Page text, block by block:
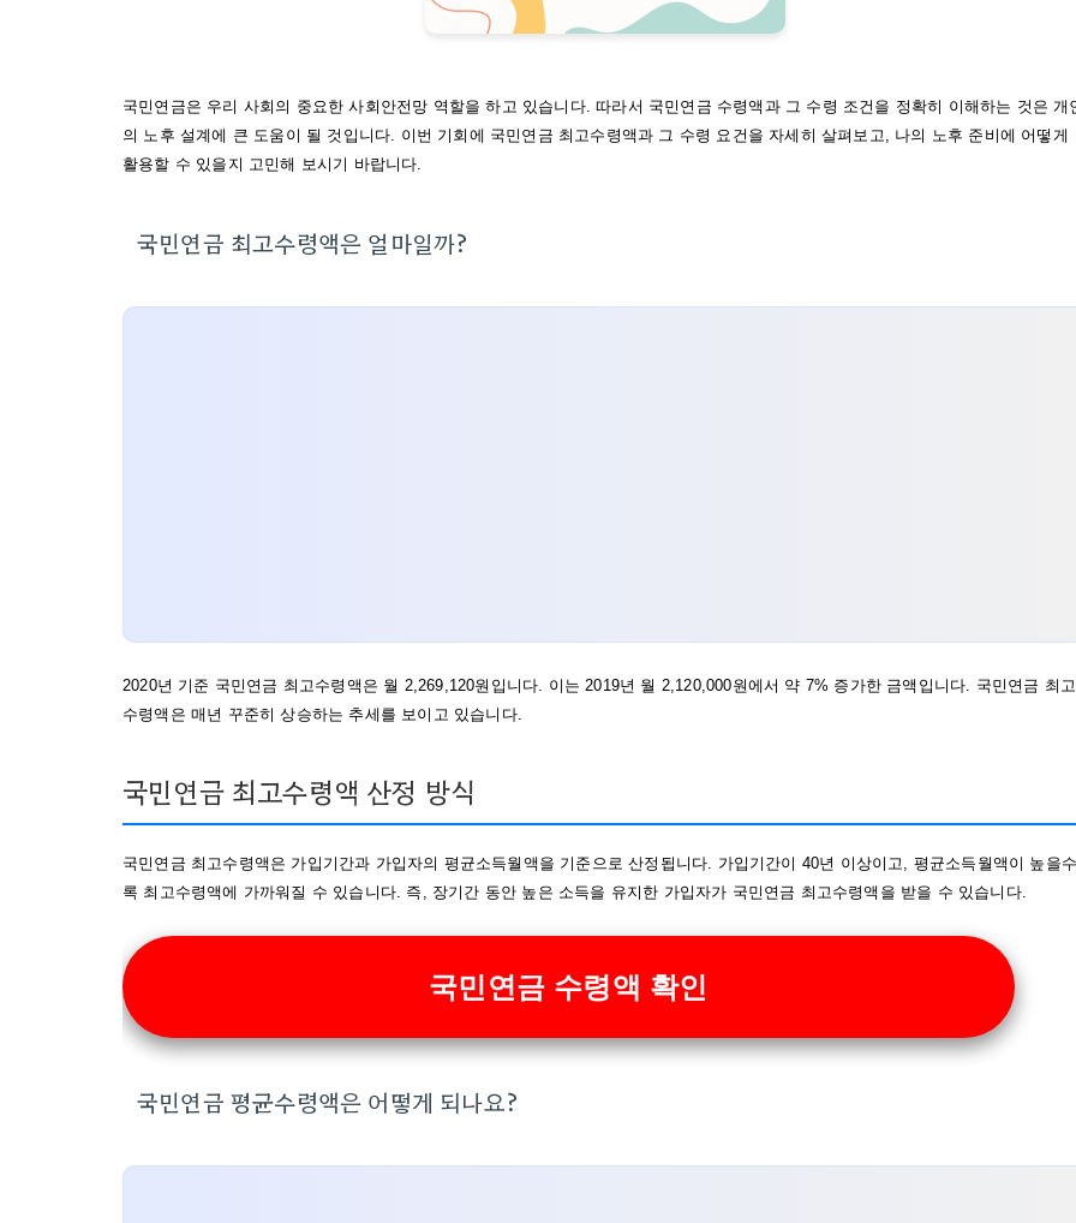
국민연금은 우리 사회의 중요한 사회안전망 역할을 하고 있습니다. 따라서 국민연금 수령액과 그 수령 조건을 정확히 이해하는 것은 개
의 노후 설계에 큰 도움이 될 것입니다. 이번 기회에 국민연금 최고수령액과 그 수령 요건을 자세히 살펴보고, 나의 노후 준비에 어떻게
활용할 수 있을지 고민해 보시기 바랍니다.
국민연금 최고수령액은 얼마일까?
2020년 기준 국민연금 최고수령액은 월 2,269,120원입니다. 이는 2019년 월 2,120,000원에서 약 7% 증가한 금액입니다. 국민연금 최고
수령액은 매년 꾸준히 상승하는 추세를 보이고 있습니다.
국민연금 최고수령액 산정 방식
국민연금 최고수령액은 가입기간과 가입자의 평균소득월액을 기준으로 산정됩니다. 가입기간이 40년 이상이고, 평균소득월액이 높을수
록 최고수령액에 가까워질 수 있습니다. 즉, 장기간 동안 높은 소득을 유지한 가입자가 국민연금 최고수령액을 받을 수 있습니다.
국민연금 수령액 확인
국민연금 평균수령액은 어떻게 되나요?